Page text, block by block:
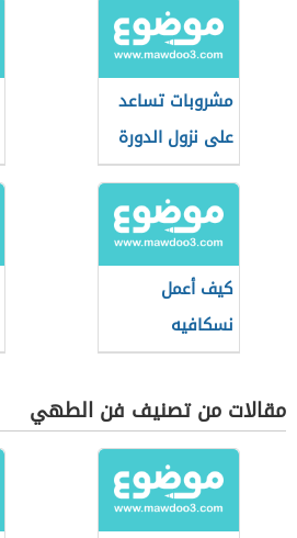
مشروبات تساعد
على نزول الدورة
الشهرية
كيف أعمل
نسكافيه
مقالات من تصنيف فن الطهي